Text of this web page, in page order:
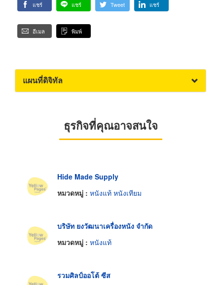
แชร์ แชร์ Tweet แชร์
อีเมล พิมพ์
แผนที่ดิจิทัล
ธุรกิจที่คุณอาจสนใจ
Hide Made Supply
หมวดหมู่ : หนังแท้ หนังเทียม
บริษัท ยงวัฒนาเครื่องหนัง จำกัด
หมวดหมู่ : หนังแท้
รวมศิลป์ออโต้ ซีส